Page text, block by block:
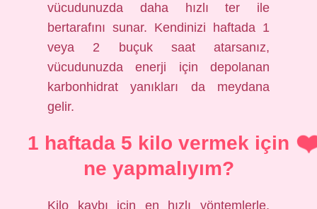
vücudunuzda daha hızlı ter ile
bertarafını sunar. Kendinizi haftada 1
veya 2 buçuk saat atarsanız,
vücudunuzda enerji için depolanan
karbonhidrat yanıkları da meydana
gelir.
1 haftada 5 kilo vermek için
ne yapmalıyım?
Kilo kaybı için en hızlı yöntemlerle,